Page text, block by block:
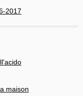
2017
maison